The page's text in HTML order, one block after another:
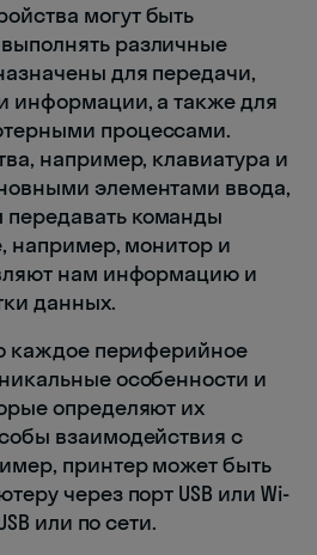
могут быть
различные
для передачи,
информации, а также для
процессами.
например, клавиатура и
элементами ввода,
команды
например, монитор и
нам информацию и
данных.
каждое периферийное
особенности и
определяют их
взаимодействия с
принтер может быть
через порт USB или Wi-
или по сети.